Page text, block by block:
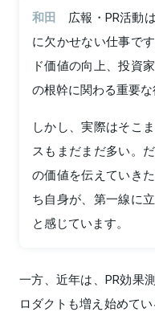
和田
広報・PR活動
に欠かせない仕事で
ド価値の向上、投資
の根幹に関わる重要な
しかし、実際はそこ
スもまだまだ多い。
の価値を伝えていき
ち自身が、第一線に
と感じています。
一方、近年は、PR効果
ロダクトも増え始めて